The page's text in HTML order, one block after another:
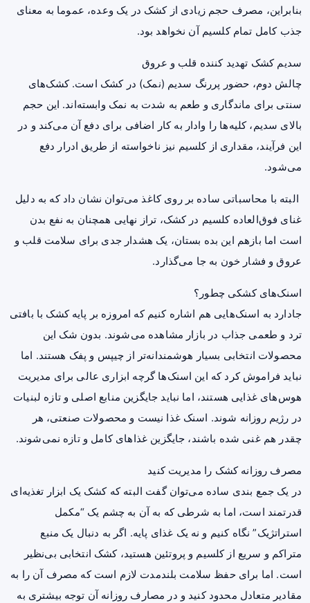
بنابراین، مصرف حجم زیادی از کشک در یک وعده، عموما به معنای
جذب کامل تمام کلسیم آن نخواهد بود.
سدیم کشک تهدید کننده قلب و عروق
چالش دوم، حضور پررنگ سدیم (نمک) در کشک است. کشک‌های
سنتی برای ماندگاری و طعم به شدت به نمک وابسته‌اند. این حجم
بالای سدیم، کلیه‌ها را وادار به کار اضافی برای دفع آن می‌کند و در
این فرآیند، مقداری از کلسیم نیز ناخواسته از طریق ادرار دفع
می‌شود.
البته با محاسباتی ساده بر روی کاغذ می‌توان نشان داد که به دلیل
غنای فوق‌العاده کلسیم در کشک، تراز نهایی همچنان به نفع بدن
است اما بازهم این بده‌ بستان، یک هشدار جدی برای سلامت قلب و
عروق و فشار خون به جا می‌گذارد.
اسنک‌های کشکی چطور؟
جادارد به اسنک‌هایی هم اشاره کنیم که امروزه بر پایه کشک با بافتی
ترد و طعمی جذاب در بازار مشاهده می‌شوند. بدون شک این
محصولات انتخابی بسیار هوشمندانه‌تر از چیپس و پفک هستند. اما
نباید فراموش کرد که این اسنک‌ها گرچه ابزاری عالی برای مدیریت
هوس‌های غذایی هستند، اما نباید جایگزین منابع اصلی و تازه لبنیات
در رژیم روزانه شوند. اسنک غذا نیست و محصولات صنعتی، هر
چقدر هم غنی‌ شده باشند، جایگزین غذاهای کامل و تازه نمی‌شوند.
مصرف روزانه کشک را مدیریت کنید
در یک جمع بندی ساده می‌توان گفت البته که کشک یک ابزار تغذیه‌ای
قدرتمند است، اما به شرطی که به آن به چشم یک “مکمل
استراتژیک” نگاه کنیم و نه یک غذای پایه. اگر به دنبال یک منبع
متراکم و سریع از کلسیم و پروتئین هستید، کشک انتخابی بی‌نظیر
است. اما برای حفظ سلامت بلندمدت لازم است که مصرف آن را به
مقادیر متعادل محدود کنید و در مصارف روزانه آن توجه بیشتری به